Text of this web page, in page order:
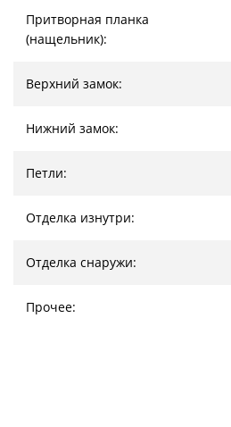
Притворная планка
(нащельник):
Верхний замок:
Нижний замок:
Петли:
Отделка изнутри:
Отделка снаружи:
Прочее: